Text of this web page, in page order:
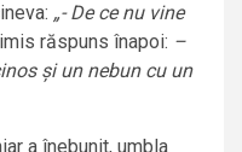
„- De ce nu vine
răspuns înapoi: –
și un nebun cu un
a înebunit, umbla